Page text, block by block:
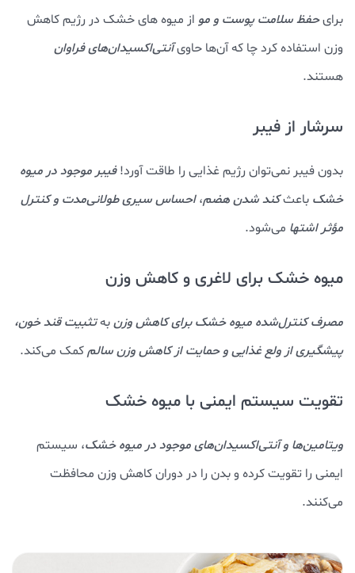
برایحفظ سلامت پوست و مو از میوه های خشک در رژیم کاهش
وزن استفاده کرد چا که آن‌‎ها حاوی
آنتی‌اکسیدان‌های فراوان
هستند.
سرشار از فیبر
بدون فیبر نمی‌توان رژیم غذایی را طاقت آورد!فیبر موجود در میوه
خشک باعثکند شدن هضم،احساس سیری طولانی‌مدت و کنترل
مؤثر اشتها می‌شود.
میوه خشک برای لاغری و کاهش وزن
مصرف کنترل‌شده میوه خشک برای کاهش وزنبهتثبیت قند خون،
پیشگیری از ولع غذایی و حمایت از کاهش وزن سالمکمک می‌کند.
تقویت سیستم ایمنی با میوه خشک
ویتامین‌ها و آنتی‌اکسیدان‌های موجود در میوه خشک، سیستم
ایمنی را تقویت کرده و بدن را در دوران کاهش وزن محافظت
می‌کنند.